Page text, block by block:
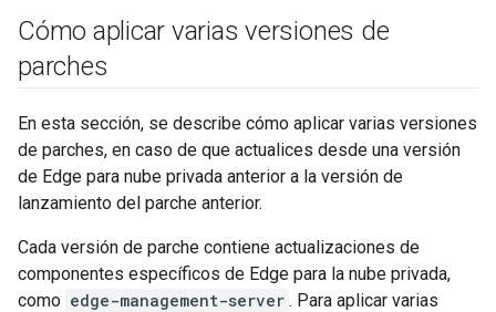
Cómo aplicar varias versiones de
parches
En esta sección, se describe cómo aplicar varias versiones
de parches, en caso de que actualices desde una versión
de Edge para nube privada anterior a la versión de
lanzamiento del parche anterior.
Cada versión de parche contiene actualizaciones de
componentes específicos de Edge para la nube privada,
como edge-management-server . Para aplicar varias